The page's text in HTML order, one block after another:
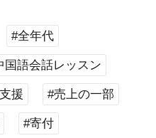
#全年代
国語会話レッスン
援 #売上の一部
#寄付